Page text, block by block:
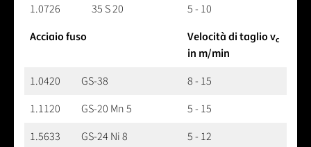
1.0726
35 S 20
5 - 10
Acciaio fuso
Velocità di taglio vc
in m/min
1.0420
GS-38
8 - 15
1.1120
GS-20 Mn 5
5 - 15
1.5633
GS-24 Ni 8
5 - 12